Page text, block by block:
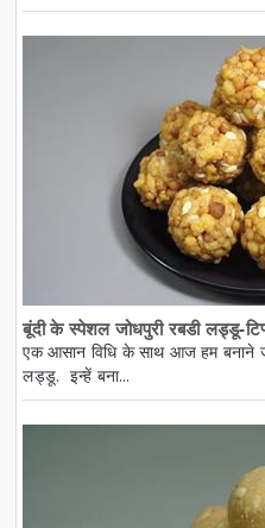
बूंदी के स्पेशल जोधपुरी रबडी लड्डू-
एक आसान विधि के साथ आज हम बनाने
लड्डू. इन्हें बना...